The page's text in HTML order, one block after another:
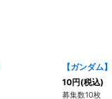
【ガンダム
10円(税込)
募集数10枚